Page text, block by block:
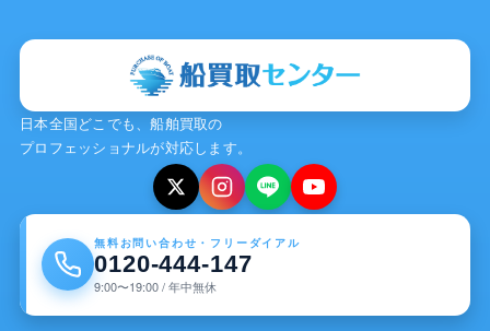
日本全国どこでも、船舶買取の
プロフェッショナルが対応します。
無料お問い合わせ・フリーダイアル
0120-444-147
9:00〜19:00 / 年中無休